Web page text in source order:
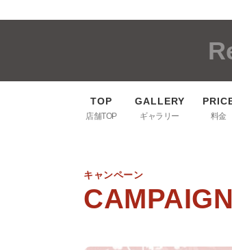
店舗TOP ギャラリー 料金
キャンペーン